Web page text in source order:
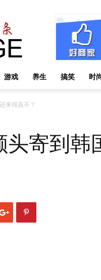
游戏 养生 搞笑 时
来得及不？
寄到韩